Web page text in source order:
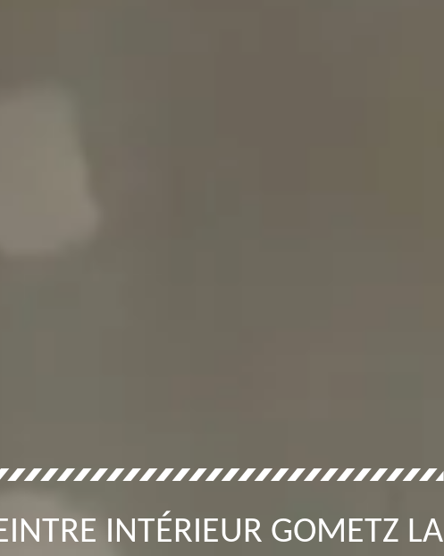
INTÉRIEUR GOMETZ LA